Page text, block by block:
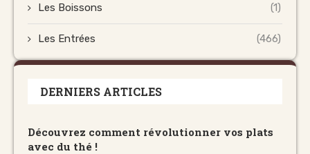
Les Boissons (1)
Les Entrées (466)
DERNIERS ARTICLES
Découvrez comment révolutionner vos plats
avec du thé !